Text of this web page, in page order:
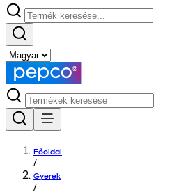
Főoldal
/
Gyerek
/